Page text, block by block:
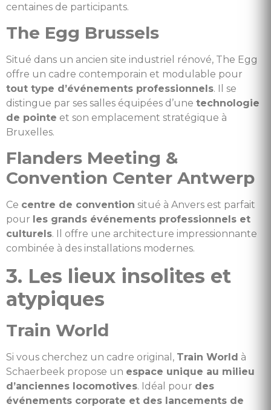
centaines de participants.
The Egg Brussels
Situé dans un ancien site industriel rénové, The Egg
offre un cadre contemporain et modulable pour
tout type d’événements professionnels. Il se
distingue par ses salles équipées d’une technologie
de pointe et son emplacement stratégique à
Bruxelles.
Flanders Meeting &
Convention Center Antwerp
Ce centre de convention situé à Anvers est parfait
pour les grands événements professionnels et
culturels. Il offre une architecture impressionnante
combinée à des installations modernes.
3. Les lieux insolites et
atypiques
Train World
Si vous cherchez un cadre original, Train World à
Schaerbeek propose un espace unique au milieu
d’anciennes locomotives. Idéal pour des
événements corporate et des lancements de